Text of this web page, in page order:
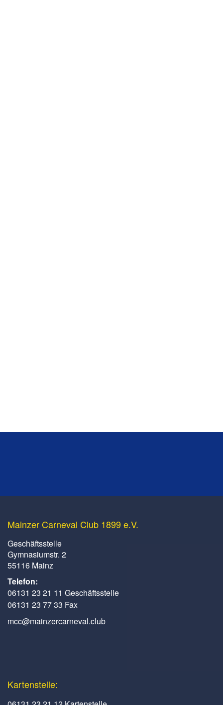
Mainzer Carneval Club 1899 e.V.
Geschäftsstelle
Gymnasiumstr. 2
55116 Mainz
Telefon:
06131 23 21 11 Geschäftsstelle
06131 23 77 33 Fax
mcc@mainzercarneval.club
Kartenstelle: